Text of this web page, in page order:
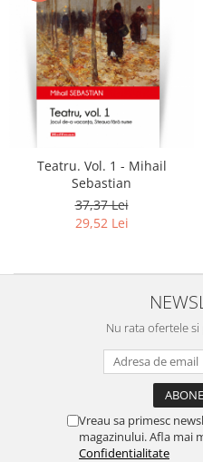
Teatru. Vol. 1 - Mihail
Sebastian
37,37 Lei
29,52 Lei
Nu rata ofertele
Vreau sa primesc
magazinului. Afla mai
Confidentialitate